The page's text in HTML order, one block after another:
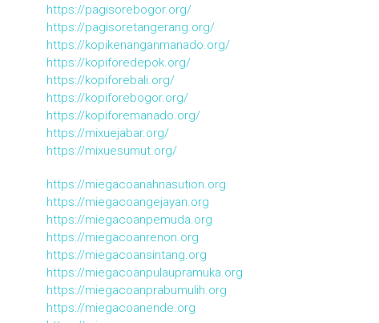
https://pagisorebogor.org/
https://pagisoretangerang.org/
https://kopikenanganmanado.org/
https://kopiforedepok.org/
https://kopiforebali.org/
https://kopiforebogor.org/
https://kopiforemanado.org/
https://mixuejabar.org/
https://mixuesumut.org/
https://miegacoanahnasution.org
https://miegacoangejayan.org
https://miegacoanpemuda.org
https://miegacoanrenon.org
https://miegacoansintang.org
https://miegacoanpulaupramuka.org
https://miegacoanprabumulih.org
https://miegacoanende.org